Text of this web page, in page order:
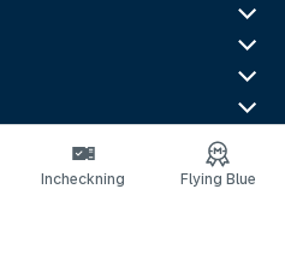
Incheckning Flying Blue